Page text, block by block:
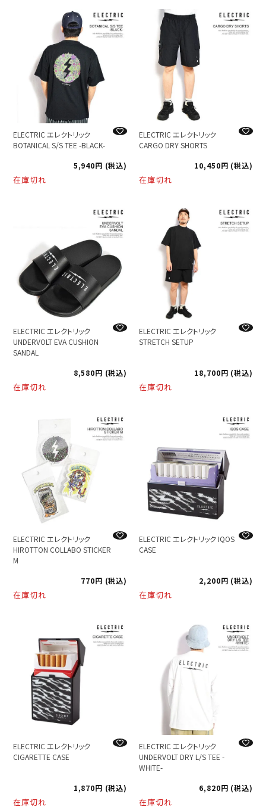
ELECTRIC エレクトリック
BOTANICAL S/S TEE -BLACK-
5,940
税込
在庫切れ
ELECTRIC エレクトリック
CARGO DRY SHORTS
10,450
税込
在庫切れ
ELECTRIC エレクトリック
UNDERVOLT EVA CUSHION
SANDAL
8,580
税込
在庫切れ
ELECTRIC エレクトリック
STRETCH SETUP
18,700 税込
在庫切れ
ELECTRIC エレクトリック
HIROTTON COLLABO STICKER
M
770
税込
在庫切れ
ELECTRIC エレクトリック IQOS
CASE
2,200 税込
在庫切れ
ELECTRIC エレクトリック
CIGARETTE CASE
1,870 税込
在庫切れ
ELECTRIC エレクトリック
UNDERVOLT DRY L/S TEE -
WHITE-
6,820
税込
在庫切れ